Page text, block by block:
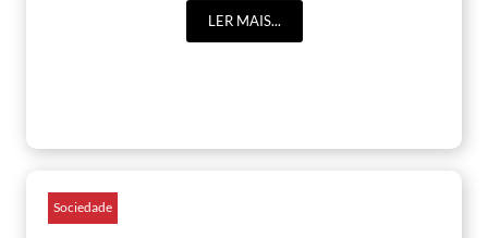
LER MAIS...
Sociedade